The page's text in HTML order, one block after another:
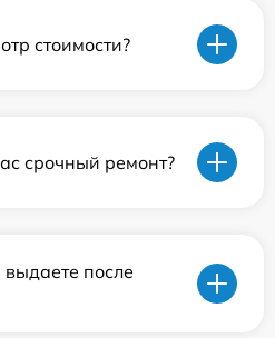
стоимости?
срочный ремонт?
после